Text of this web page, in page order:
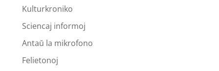
Kulturkroniko
Sciencaj informoj
Antaŭ la mikrofono
Felietonoj